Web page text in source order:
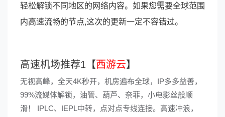
轻松解锁不同地区的网络内容。如果您需要全球范围
内高速流畅的节点,这次的更新一定不容错过。
高速机场推荐1【西游云】
无视高峰，全天4K秒开，机房遍布全球，IP多多益善，
99%流媒体解锁，油管、葫芦、奈菲，小电影丝般顺
滑！ IPLC、IEPL中转，点对点专线连接。高速冲浪，